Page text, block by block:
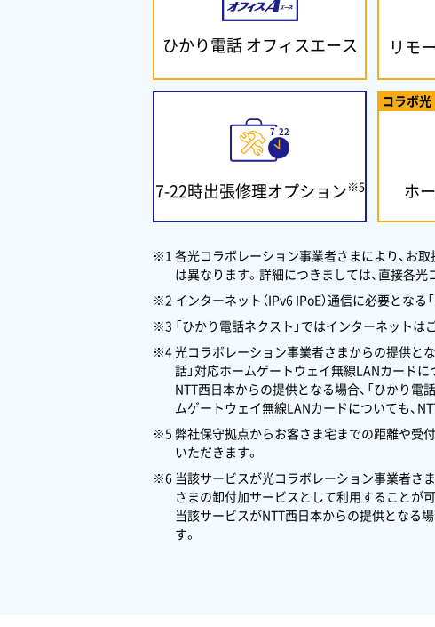
ひかり電話オフィスエース リモ
7-22時出張修理オプション※5
コラボ光
ホ
※1 各光コラボレーション事業者さまにより、お取
は異なります。詳細につきましては、直接各
※2 インターネット（IPv6 IPoE）通信に必要となる
※3 「ひかり電話ネクスト」ではインターネットは
※4 光コラボレーション事業者さまからの提供とな
話」対応ホームゲートウェイ無線LANカード
NTT西日本からの提供となる場合、「ひかり電
ムゲートウェイ無線LANカードについても、
※5 弊社保守拠点からお客さま宅までの距離や受
いただきます。
※6 当該サービスが光コラボレーション事業者さ
さまの卸付加サービスとして利用することが可
当該サービスがNTT西日本からの提供となる
す。